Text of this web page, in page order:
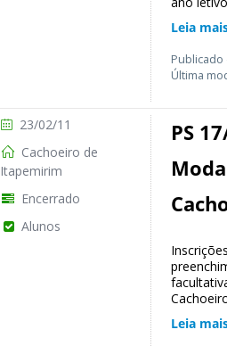
Leia
Publicado
Última
PS
Leia
23/02/11
Cachoeiro de
Itapemirim
Encerrado
Alunos